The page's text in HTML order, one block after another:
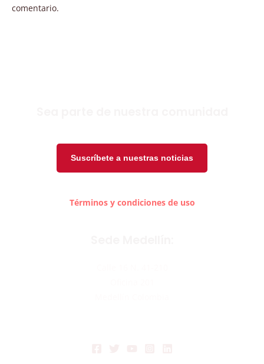
comentario.
Suscríbete a nuestras noticias
Términos y condiciones de uso